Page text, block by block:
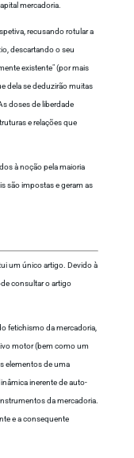
mercadoria.
recusando rotular a
descartando o seu
existente" (por mais
dela se deduzirão muitas
doses de liberdade
e relações que
à noção pela maioria
são impostas e geram as
um único artigo. Devido à
consultar o artigo
fetichismo da mercadoria,
motor (bem como um
elementos de uma
inerente de auto-
da mercadoria.
e a consequente